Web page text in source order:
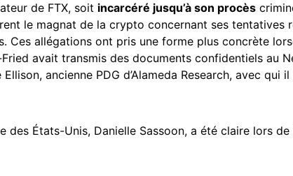
de FTX, soit incarcéré jusqu’à son procès
le magnat de la crypto concernant ses tentatives
Ces allégations ont pris une forme plus concrète
avait transmis des documents confidentiels au
ancienne PDG d’Alameda Research, avec qui
des États-Unis, Danielle Sassoon, a été claire lors de